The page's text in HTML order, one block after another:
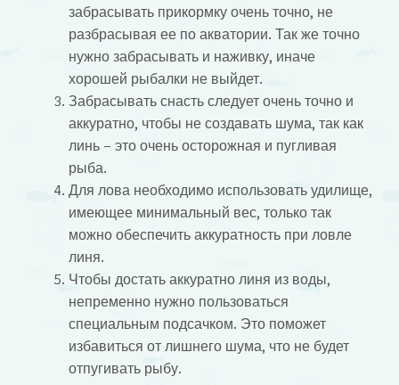
забрасывать прикормку очень точно, не
разбрасывая ее по акватории. Так же точно
нужно забрасывать и наживку, иначе
хорошей рыбалки не выйдет.
Забрасывать снасть следует очень точно и
аккуратно, чтобы не создавать шума, так как
линь – это очень осторожная и пугливая
рыба.
Для лова необходимо использовать удилище,
имеющее минимальный вес, только так
можно обеспечить аккуратность при ловле
линя.
Чтобы достать аккуратно линя из воды,
непременно нужно пользоваться
специальным подсачком. Это поможет
избавиться от лишнего шума, что не будет
отпугивать рыбу.